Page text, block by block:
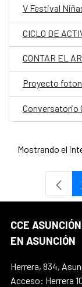
V Festival
CONTAR EL
Proyecto
Conversatorio
Mostrando el
CCE
EN ASUNCIÓN
Herrera, 834,
Acceso: Herrera